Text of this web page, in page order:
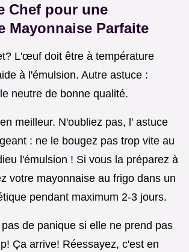
Chef pour une
Mayonnaise Parfaite
L'œuf doit être à température
à l'émulsion. Autre astuce :
neutre de bonne qualité.
meilleur. N'oubliez pas, l' astuce
: ne le bougez pas trop vite au
l'émulsion ! Si vous la préparez à
votre mayonnaise au frigo dans un
pendant maximum 2-3 jours.
de panique si elle ne prend pas
Ça arrive! Réessayez, c'est en